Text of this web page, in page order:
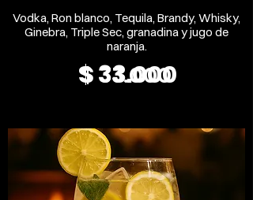
Vodka, Ron blanco, Tequila, Brandy, Whisky,
Ginebra, Triple Sec, granadina y jugo de
naranja.
$ 33.000
$ 33.000